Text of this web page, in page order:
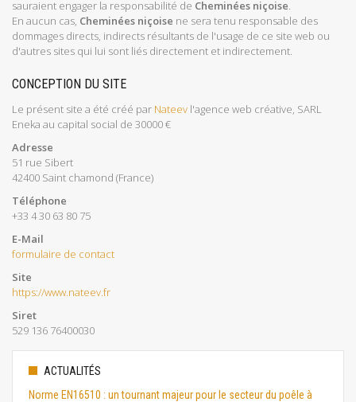
sauraient engager la responsabilité de Cheminées niçoise.
En aucun cas, Cheminées niçoise ne sera tenu responsable des
dommages directs, indirects résultants de l'usage de ce site web ou
d'autres sites qui lui sont liés directement et indirectement.
CONCEPTION DU SITE
Le présent site a été créé par Nateev l'agence web créative, SARL
Eneka au capital social de 30000 €
Adresse
51 rue Sibert
42400 Saint chamond (France)
Téléphone
+33 4 30 63 80 75
E-Mail
formulaire de contact
Site
https://www.nateev.fr
Siret
529 136 76400030
ACTUALITÉS
Norme EN16510 : un tournant majeur pour le secteur du poêle à